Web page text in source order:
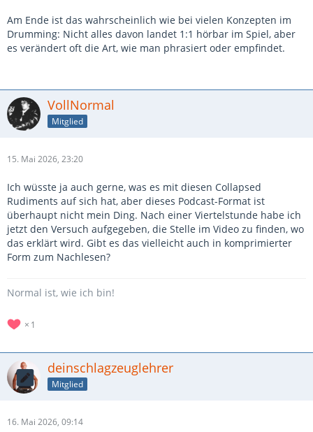
Am Ende ist das wahrscheinlich wie bei vielen Konzepten im
Drumming: Nicht alles davon landet 1:1 hörbar im Spiel, aber
es verändert oft die Art, wie man phrasiert oder empfindet.
VollNormal
Mitglied
15. Mai 2026, 23:20
Ich wüsste ja auch gerne, was es mit diesen Collapsed
Rudiments auf sich hat, aber dieses Podcast-Format ist
überhaupt nicht mein Ding. Nach einer Viertelstunde habe ich
jetzt den Versuch aufgegeben, die Stelle im Video zu finden, wo
das erklärt wird. Gibt es das vielleicht auch in komprimierter
Form zum Nachlesen?
Normal ist, wie ich bin!
1
deinschlagzeuglehrer
Mitglied
16. Mai 2026, 09:14